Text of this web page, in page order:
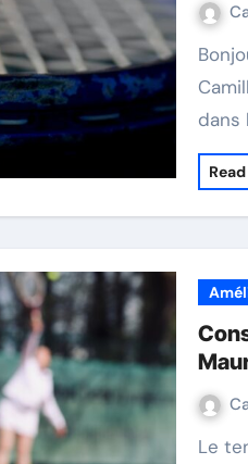
Bonjour, chers lecteurs! Je m’appelle
dans
Le tennis est un sport qui demande de la